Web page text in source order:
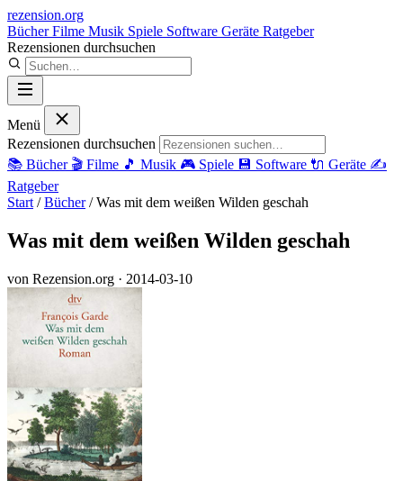
rezension.org
BücherFilme Musik Spiele Software Geräte Ratgeber
Rezensionen durchsuchen
Menü
Rezensionen durchsuchen
📚 Bücher 🎬 Filme 🎵 Musik 🎮 Spiele 💾 Software 🔌 Geräte ✍️
Ratgeber
Start / Bücher / Was mit dem weißen Wilden geschah
Was mit dem weißen Wilden geschah
von Rezension.org · 2014-03-10